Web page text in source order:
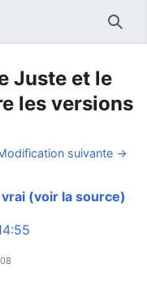
Juste et le
les versions
suivante →
(voir la source)